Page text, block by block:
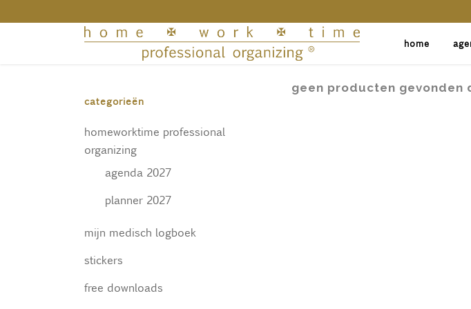
home
categorieën
homeworktime professional
organizing
agenda 2027
planner 2027
mijn medisch logboek
stickers
free downloads
geen producten gevonden